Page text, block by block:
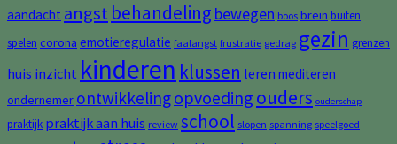
aandacht angst behandeling bewegen boos brein buiten
spelen corona emotieregulatie faalangst frustratie gedrag gezin grenzen
huis inzicht kinderen klussen leren mediteren
ondernemer ontwikkelingopvoeding ouders ouderschap
praktijk praktijk aan huis review school slopen spanning speelgoed